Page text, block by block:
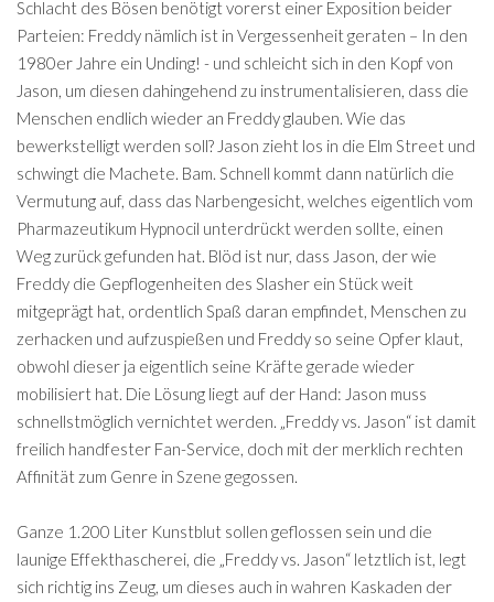
Schlacht des Bösen benötigt vorerst einer Exposition beider
Parteien: Freddy nämlich ist in Vergessenheit geraten – In den
1980er Jahre ein Unding! - und schleicht sich in den Kopf von
Jason, um diesen dahingehend zu instrumentalisieren, dass die
Menschen endlich wieder an Freddy glauben. Wie das
bewerkstelligt werden soll? Jason zieht los in die Elm Street und
schwingt die Machete. Bam. Schnell kommt dann natürlich die
Vermutung auf, dass das Narbengesicht, welches eigentlich vom
Pharmazeutikum Hypnocil unterdrückt werden sollte, einen
Weg zurück gefunden hat. Blöd ist nur, dass Jason, der wie
Freddy die Gepflogenheiten des Slasher ein Stück weit
mitgeprägt hat, ordentlich Spaß daran empfindet, Menschen zu
zerhacken und aufzuspießen und Freddy so seine Opfer klaut,
obwohl dieser ja eigentlich seine Kräfte gerade wieder
mobilisiert hat. Die Lösung liegt auf der Hand: Jason muss
schnellstmöglich vernichtet werden. „Freddy vs. Jason“ ist damit
freilich handfester Fan-Service, doch mit der merklich rechten
Affinität zum Genre in Szene gegossen.
Ganze 1.200 Liter Kunstblut sollen geflossen sein und die
launige Effekthascherei, die „Freddy vs. Jason“ letztlich ist, legt
sich richtig ins Zeug, um dieses auch in wahren Kaskaden der